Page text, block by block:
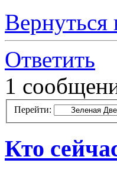
Вернуться
Ответить
1
Перейти:
Кто